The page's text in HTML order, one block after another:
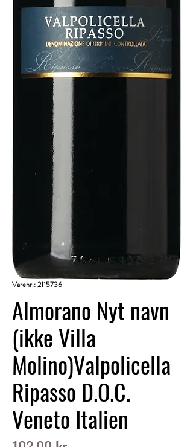
Varenr.: 2115736
Almorano Nyt navn
(ikke Villa
Molino)Valpolicella
Ripasso D.O.C.
Veneto Italien